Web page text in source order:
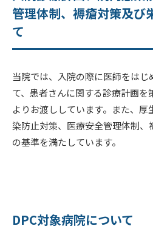
管理体制、褥瘡対策及び
て
当院では、入院の際に医師をは
て、患者さんに関する診療計画を
よりお渡ししています。また、
染防止対策、医療安全管理体制
の基準を満たしています。
DPC対象病院について